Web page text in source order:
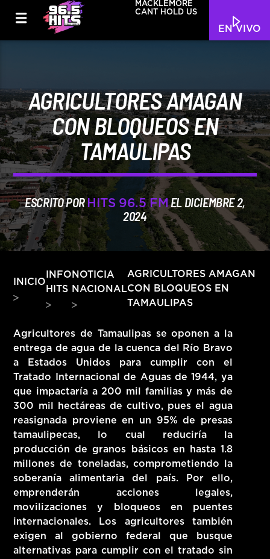
EN VIVO
MACKLEMORE
CANT HOLD US
HITS – 96.5 FM
HITS
Hits – 96.5 FM
AGRICULTORES AMAGAN
CON BLOQUEOS EN
TAMAULIPAS
ESCRITO PORHITS 96.5 FMEL DICIEMBRE 2,
2024
INICIO
INFO
HITS
NOTICIA
NACIONAL
AGRICULTORES AMAGAN
CON BLOQUEOS EN
TAMAULIPAS
Agricultores de Tamaulipas se oponen a la
entrega de agua de la cuenca del Río Bravo
a Estados Unidos para cumplir con el
Tratado Internacional de Aguas de 1944, ya
que impactaría a 200 mil familias y más de
300 mil hectáreas de cultivo, pues el agua
reasignada proviene en un 95% de presas
tamaulipecas, lo cual reduciría la
producción de granos básicos en hasta 1.8
millones de toneladas, comprometiendo la
soberanía alimentaria del país. Por ello,
emprenderán acciones legales,
movilizaciones y bloqueos en puentes
internacionales. Los agricultores también
exigen al gobierno federal que busque
alternativas para cumplir con el tratado sin